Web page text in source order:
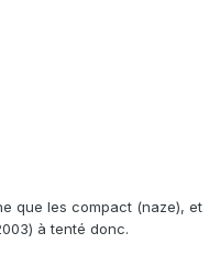
que les compact (naze), et
à tenté donc.